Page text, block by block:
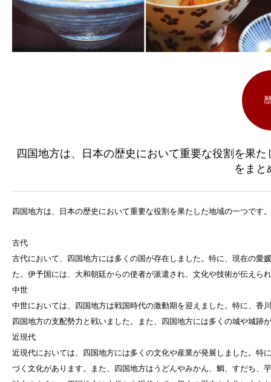
四国地方は、日本の歴史において重要な役割を果
をまと
四国地方は、日本の歴史において重要な役割を果たした地域の一つです
古代
古代において、四国地方には多くの国が存在しました。特に、現在の
た。伊予国には、大和朝廷からの使者が派遣され、文化や技術が伝えら
中世
中世においては、四国地方は戦国時代の激動期を迎えました。特に、
四国地方の支配勢力と戦いました。また、四国地方には多くの城や城
近現代
近現代においては、四国地方には多くの文化や産業が発展しました。
づく文化があります。また、四国地方はうどんやみかん、鯛、すだち、